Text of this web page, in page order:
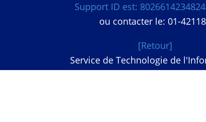
Support ID est:
ou contacter le: 01-
[Retour]
Service de Technologie de